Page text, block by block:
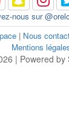
nous sur
| Nous
Mentions
| Powered by